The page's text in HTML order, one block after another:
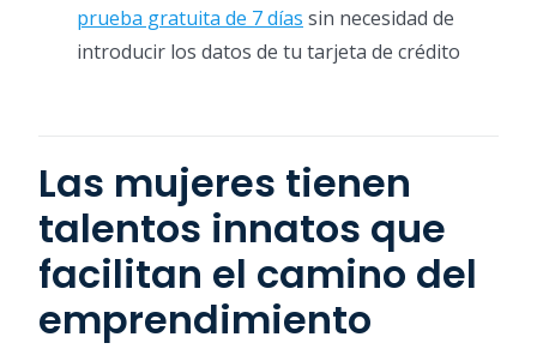
prueba gratuita de 7 días sin necesidad de
introducir los datos de tu tarjeta de crédito
Las mujeres tienen
talentos innatos que
facilitan el camino del
emprendimiento